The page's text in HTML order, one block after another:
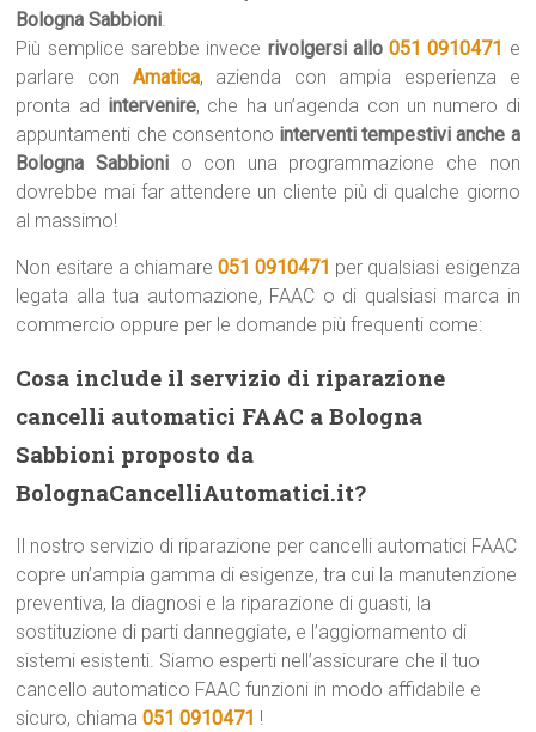
Bologna Sabbioni.
Più semplice sarebbe invece rivolgersi allo051 0910471 e
parlare con Amatica, azienda con ampia esperienza e
pronta ad intervenire, che ha un’agenda con un numero di
appuntamenti che consentono interventi tempestivi anche a
Bologna Sabbioni o con una programmazione che non
dovrebbe mai far attendere un cliente più di qualche giorno
al massimo!
Non esitare a chiamare 051 0910471 per qualsiasi esigenza
legata alla tua automazione, FAAC o di qualsiasi marca in
commercio oppure per le domande più frequenti come:
Cosa include il servizio di riparazione
cancelli automatici FAAC a Bologna
Sabbioni proposto da
BolognaCancelliAutomatici.it?
Il nostro servizio di riparazione per cancelli automatici FAAC
copre un’ampia gamma di esigenze, tra cui la manutenzione
preventiva, la diagnosi e la riparazione di guasti, la
sostituzione di parti danneggiate, e l’aggiornamento di
sistemi esistenti. Siamo esperti nell’assicurare che il tuo
cancello automatico FAAC funzioni in modo affidabile e
sicuro, chiama051 0910471 !